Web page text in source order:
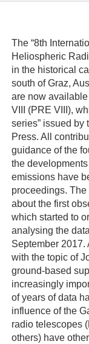
The “8th
Heliospheric
in the historical
south of Graz,
are now
VIII (PRE VIII),
series” issued by
Press. All
guidance of the
the
emissions have
proceedings.
about the first
which started to
analysing the
September 2017.
with the topic of
ground-based
increasingly
of years of data
influence of the
radio telescopes
others) have